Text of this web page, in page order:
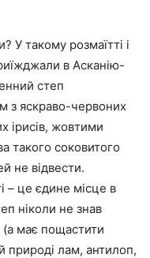
У такому розмаїтті і
в Асканію-
степ
з яскраво-червоних
ірисів, жовтими
такого соковитого
не відвести.
– це єдине місце в
ніколи не знав
має пощастити
природі лам, антилоп,